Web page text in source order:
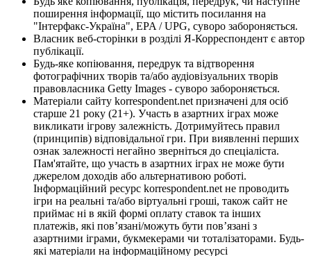
поширення інформації, що містить посилання на
"Інтерфакс-Україна", EPA / UPG, суворо забороняється.
Власник веб-сторінки в розділі Я-Корреспондент є автор
публікації.
Будь-яке копіювання, передрук та відтворення
фотографічних творів та/або аудіовізуальних творів
правовласника Getty Images - суворо забороняється.
Матеріали сайту korrespondent.net призначені для осіб
старше 21 року (21+). Участь в азартних іграх може
викликати ігрову залежність. Дотримуйтесь правил
(принципів) відповідальної гри. При виявленні перших
ознак залежності негайно зверніться до спеціаліста.
Пам'ятайте, що участь в азартних іграх не може бути
джерелом доходів або альтернативою роботі.
Інформаційний ресурс korrespondent.net не проводить
ігри на реальні та/або віртуальні гроші, також сайт не
приймає ні в якій формі оплату ставок та інших
платежів, які пов’язані/можуть бути пов’язані з
азартними іграми, букмекерами чи тоталізаторами. Будь-
які матеріали на інформаційному ресурсі